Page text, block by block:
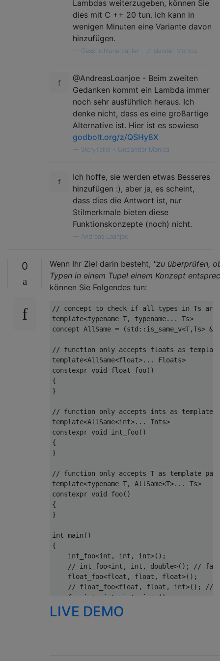
Lambdas weiterzugeben, können Sie
dies mit C ++ 20 tun. Ich kann in
wenigen Minuten eine Variante davon
hinzufügen.
Geschichtenerzähler - Unslander Monica
@AndreasLoanjoe - Beim zweiten
Gedanken kommt ein Lambda immer
noch sehr ausführlich heraus. Ich
denke nicht, dass es eine großartige
Alternative ist. Hier ist es sowieso
godbolt.org/z/QSHy8X
StoryTeller - Unslander Monica
Ich hoffe, sie werden etwas Besseres
hinzufügen :), aber ja, es scheint,
dass dies die Antwort ist, nur
Stilmerkmale bieten diese
Funktionskonzepte (noch) nicht.
Andreas Loanjoe
0 Wenn Ihr Ziel darin besteht, "zu überprüfen,
Typen in einem Tupel einem Konzept
können Sie Folgendes tun:
// concept to check if all types in Ts are
template<typename T, typename... Ts>
concept AllSame = (std :: is_same_v<T,Ts> &&
// function only accepts floats as template
template<AllSame<float>... Floats>
constexpr void float_foo()
{
}
// function only accepts ints as template
template<AllSame<int>... Ints>
constexpr void int_foo()
{
}
// function only accepts T as template
template<typename T, AllSame<T>... Ts>
constexpr void foo()
{
}
int main ()
{
    int_foo
<int , int , int>();
// int_foo<int, int, double>(); //
    float_foo
<float , float , float>();
// float_foo<float, float, int>(); //
    foo
int int int int
>();
// foo<int, int, int, float>(); // fails
    foo
double, double
LIVE DEMO